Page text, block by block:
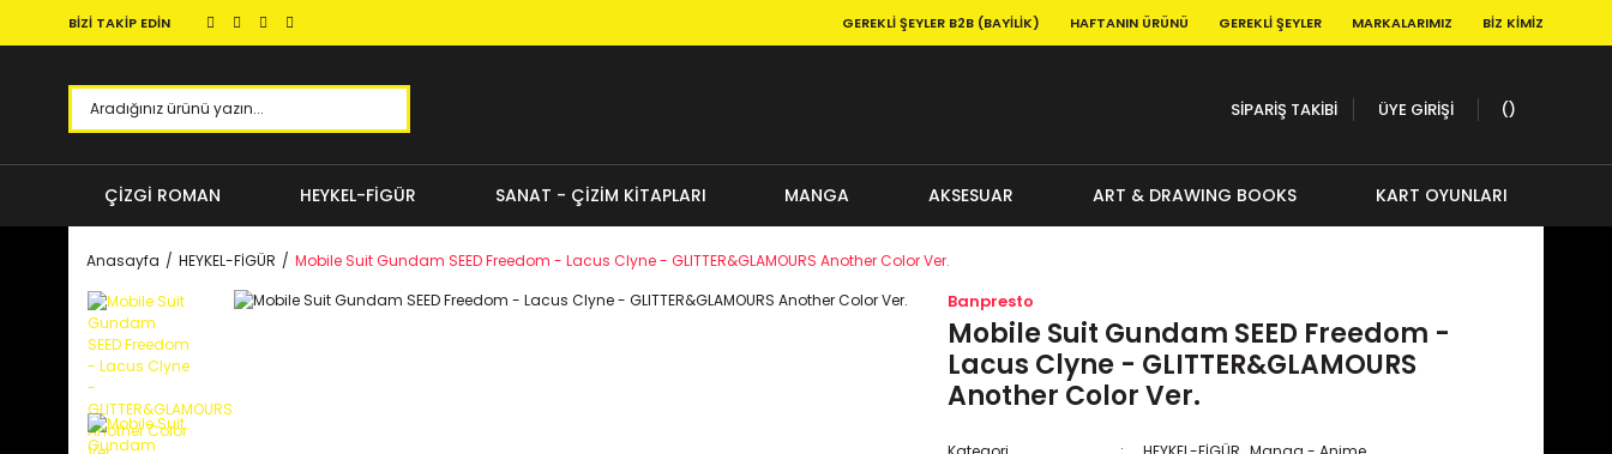
BİZİ TAKİP EDİN GEREKLI ŞEYLER B2B (BAYILIK) HAFTANIN ÜRÜNÜ GEREKLI ŞEYLER MARKALARIMIZ BIZ KIMIZ
SİPARİŞ TAKİBİ ÜYE GİRİŞİ
ÇİZGİ ROMAN HEYKEL-FİGÜR SANAT - ÇİZİM KİTAPLARI MANGA AKSESUAR ART & DRAWING BOOKS KART OYUNLARI
Anasayfa HEYKEL-FİGÜR Mobile Suit Gundam SEED Freedom - Lacus Clyne - GLITTER&GLAMOURS Another Color Ver.
Banpresto
Mobile Suit Gundam SEED Freedom -
Lacus Clyne - GLITTER&GLAMOURS
Another Color Ver.